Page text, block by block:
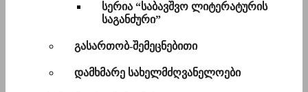
სერია “საბავშვო ლიტერატურის
საგანძური”
გასართობ-შემეცნებითი
დამხმარე სახელმძღვანელოები